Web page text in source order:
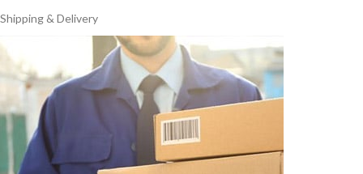
Shipping & Delivery